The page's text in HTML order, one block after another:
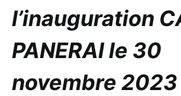
l’inauguration
PANERAI le 30
novembre 2023